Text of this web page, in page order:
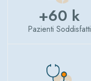
Pazienti Soddisfatti
+60 k